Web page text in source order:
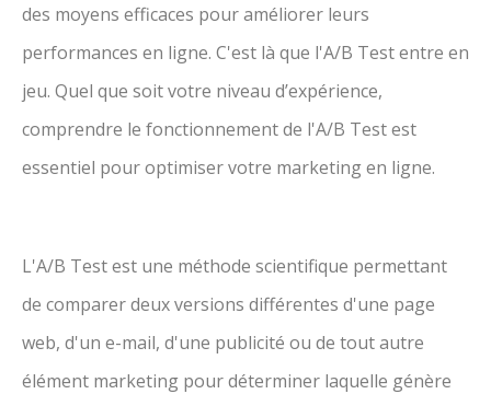
des moyens efficaces pour améliorer leurs
performances en ligne. C'est là que l'A/B Test entre en
jeu. Quel que soit votre niveau d’expérience,
comprendre le fonctionnement de l'A/B Test est
essentiel pour optimiser votre marketing en ligne.
L'A/B Test est une méthode scientifique permettant
de comparer deux versions différentes d'une page
web, d'un e-mail, d'une publicité ou de tout autre
élément marketing pour déterminer laquelle génère